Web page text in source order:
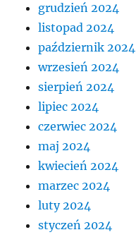
grudzień 2024
listopad 2024
październik 2024
wrzesień 2024
sierpień 2024
lipiec 2024
czerwiec 2024
maj 2024
kwiecień 2024
marzec 2024
luty 2024
styczeń 2024